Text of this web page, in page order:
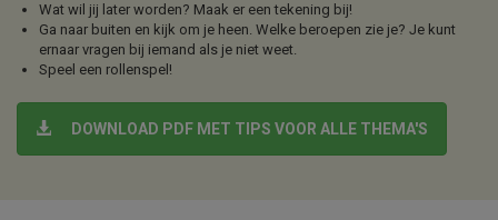
Wat wil jij later worden? Maak er een tekening bij!
Ga naar buiten en kijk om je heen. Welke beroepen zie je? Je kunt
ernaar vragen bij iemand als je niet weet.
Speel een rollenspel!
DOWNLOAD PDF MET TIPS VOOR ALLE THEMA'S